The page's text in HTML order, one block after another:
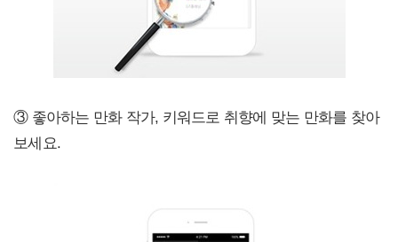
③ 좋아하는 만화 작가, 키워드로 취향에 맞는 만화를 찾아
보세요.